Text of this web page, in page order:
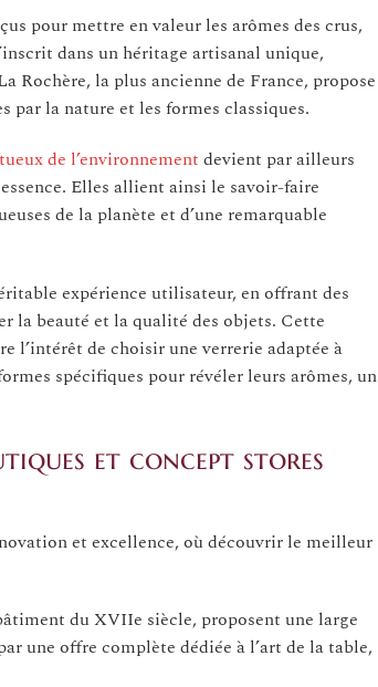
pour mettre en valeur les arômes des crus,
dans un héritage artisanal unique,
Rochère, la plus ancienne de France, propose
la nature et les formes classiques.
de l’environnement devient par ailleurs
Elles allient ainsi le savoir-faire
de la planète et d’une remarquable
expérience utilisateur, en offrant des
la beauté et la qualité des objets. Cette
l’intérêt de choisir une verrerie adaptée à
spécifiques pour révéler leurs arômes, un
et concept stores
et excellence, où découvrir le meilleur
du XVIIe siècle, proposent une large
une offre complète dédiée à l’art de la table,